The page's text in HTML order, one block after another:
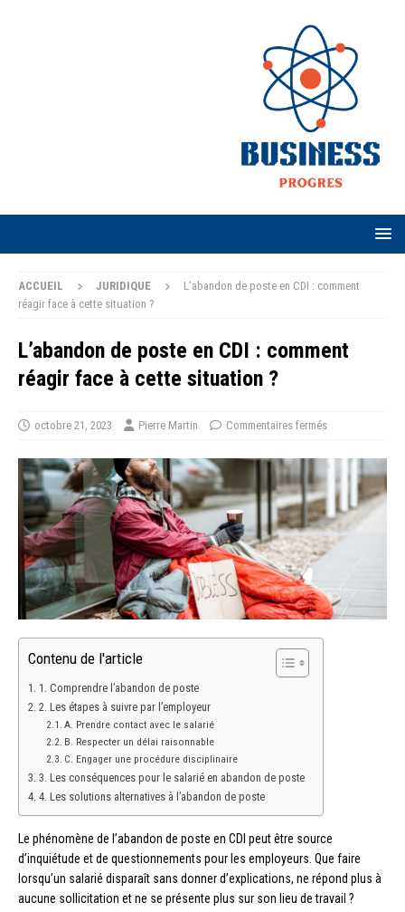
ACCUEIL JURIDIQUE
L’abandon de poste en CDI : comment
réagir face à cette situation ?
L’abandon de poste en CDI : comment
réagir face à cette situation ?
octobre 21, 2023 Pierre Martin Commentaires fermés
Contenu de l'article
1. Comprendre l’abandon de poste
2. Les étapes à suivre par l’employeur
A. Prendre contact avec le salarié
B. Respecter un délai raisonnable
C. Engager une procédure disciplinaire
3. Les conséquences pour le salarié en abandon de poste
4. Les solutions alternatives à l’abandon de poste
Le phénomène de l’abandon de poste en CDI peut être source
d’inquiétude et de questionnements pour les employeurs. Que faire
lorsqu’un salarié disparaît sans donner d’explications, ne répond plus à
aucune sollicitation et ne se présente plus sur son lieu de travail ?